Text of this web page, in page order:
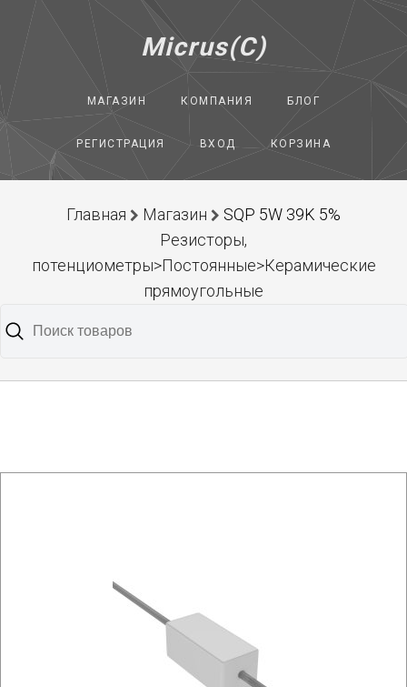
Micrus(C)
МАГАЗИН КОМПАНИЯ БЛОГ
РЕГИСТРАЦИЯ ВХОД КОРЗИНА
Главная Магазин
SQP 5W 39K 5%
Резисторы,
потенциометры>Постоянные>Керамические
прямоугольные